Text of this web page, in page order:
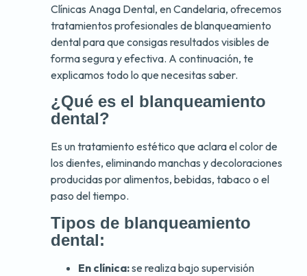
Clínicas Anaga Dental, en Candelaria, ofrecemos
tratamientos profesionales de blanqueamiento
dental para que consigas resultados visibles de
forma segura y efectiva. A continuación, te
explicamos todo lo que necesitas saber.
¿Qué es el blanqueamiento
dental?
Es un tratamiento estético que aclara el color de
los dientes, eliminando manchas y decoloraciones
producidas por alimentos, bebidas, tabaco o el
paso del tiempo.
Tipos de blanqueamiento
dental:
En clínica:se realiza bajo supervisión